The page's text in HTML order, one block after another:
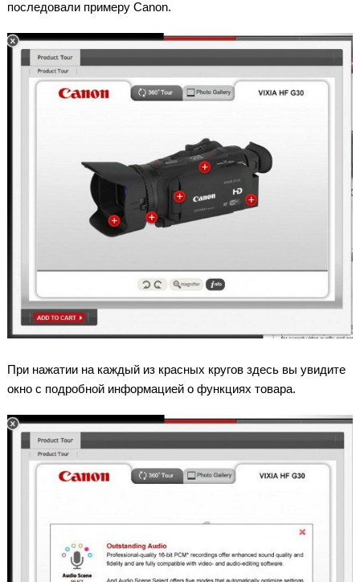
последовали примеру Canon.
При нажатии на каждый из красных кругов здесь вы увидите
окно с подробной информацией о функциях товара.